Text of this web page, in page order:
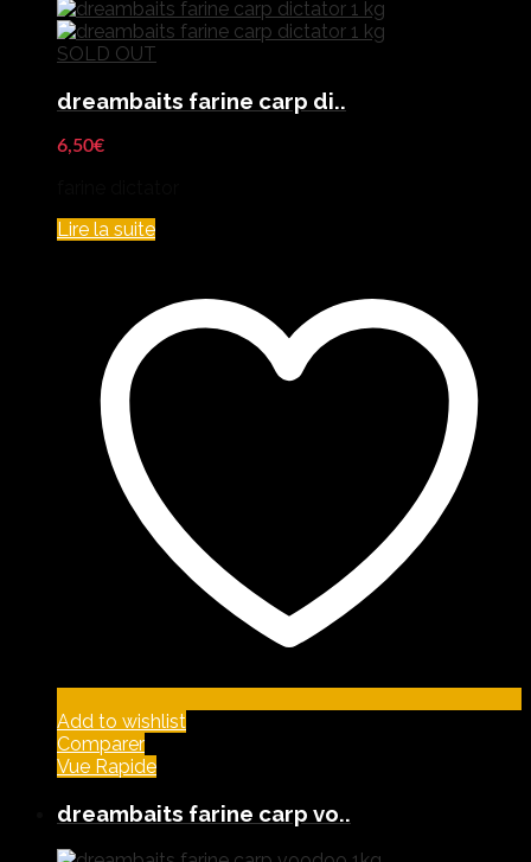
SOLD OUT
dreambaits farine carp di..
6,50€
Lire la suite
Add to wishlist
Comparer
Vue Rapide
dreambaits farine carp vo..